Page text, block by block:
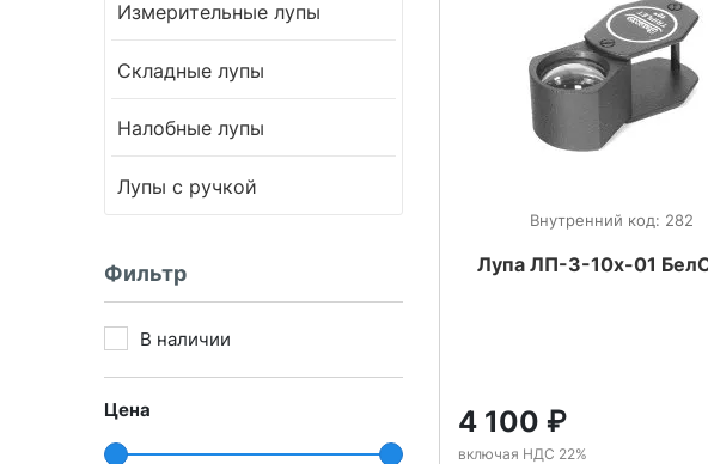
Измерительные лупы
Складные лупы
Налобные лупы
Лупы с ручкой
Фильтр
В наличии
Цена
Внутренний код: 282
Лупа ЛП-3-10х-01
4 100 ₽
включая НДС 22%